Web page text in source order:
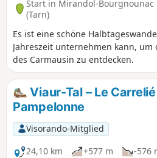
Start in Mirandol-Bourgnounac
(Tarn)
Es ist eine schöne
Jahreszeit unternehmen kann,
des Carmausin zu entdecken.
Viaur-Tal – Le
Pampelonne
Visorando-Mitglied
24,10 km
+577 m
-576